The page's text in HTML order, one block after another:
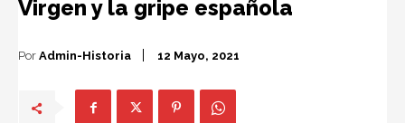
Hoy
Virgen y la gripe española
Por Admin-Historia 12 Mayo, 2021